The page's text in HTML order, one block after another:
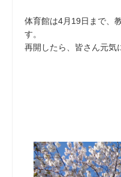
体育館は4月19日まで、
す。
再開したら、皆さん元気